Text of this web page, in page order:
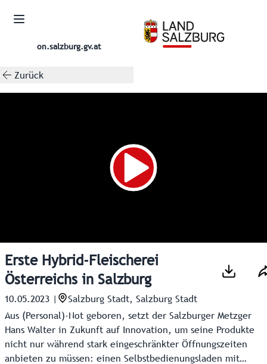
on.salzburg.gv.at
Zurück
Erste Hybrid-Fleischerei
Österreichs in Salzburg
10.05.2023
Salzburg Stadt, Salzburg Stadt
Aus (Personal)-Not geboren, setzt der Salzburger Metzger
Hans Walter in Zukunft auf Innovation, um seine Produkte
nicht nur während stark eingeschränkter Öffnungszeiten
anbieten zu müssen: einen Selbstbedienungsladen mit